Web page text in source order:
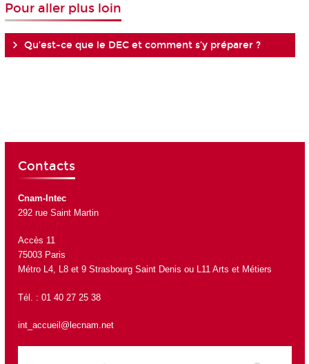
Pour aller plus loin
Qu’est-ce que le DEC et comment s’y préparer ?
Contacts
Cnam-Intec
292 rue Saint Martin
Accès 11
75003 Paris
Métro L4, L8 et 9 Strasbourg Saint Denis ou L11 Arts et Métiers
Tél. : 01 40 27 25 38
int_accueil@lecnam.net